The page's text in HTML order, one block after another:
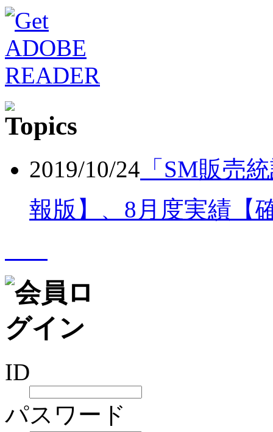
2019/10/24 「SM販売
報版】、8月度実績【
ID
パスワード